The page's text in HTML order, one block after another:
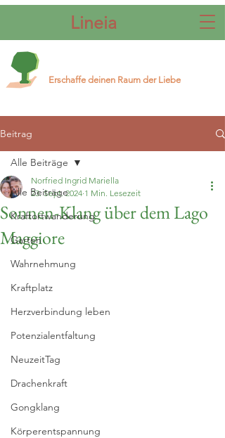
Erschaffe deinen Raum der Liebe
Lineia
Beitrag
Alle Beiträge
Kraftortwanderung
Garten
Wahrnehmung
Kraftplatz
Herzverbindung leben
Potenzialentfaltung
NeuzeitTag
Drachenkraft
Gongklang
Körperentspannung
Alle Beiträge
Sonnen-Klang über dem Lago
Maggiore
Norfried Ingrid Mariella
23. Sept. 2024 1 Min. Lesezeit